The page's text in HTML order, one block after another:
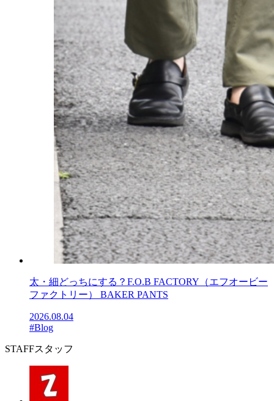
太・細どっちにする？F.O.B FACTORY（エフオービー
ファクトリー） BAKER PANTS
2026.08.04
#Blog
STAFFスタッフ